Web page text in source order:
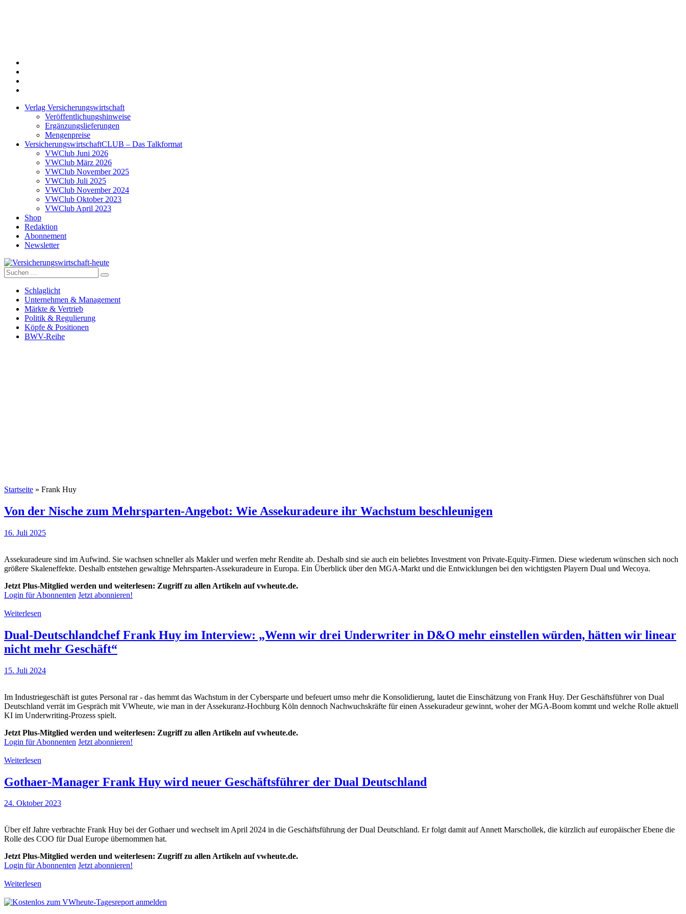
Verlag Versicherungswirtschaft
Veröffentlichungshinweise
Ergänzungslieferungen
Mengenpreise
VersicherungswirtschaftCLUB – Das Talkformat
VWClub Juni 2026
VWClub März 2026
VWClub November 2025
VWClub Juli 2025
VWClub November 2024
VWClub Oktober 2023
VWClub April 2023
Shop
Redaktion
Abonnement
Newsletter
Versicherungswirtschaft-heute
Suche
nach:
Schlaglicht
Unternehmen & Management
Märkte & Vertrieb
Politik & Regulierung
Köpfe & Positionen
BWV-Reihe
Startseite » Frank Huy
Von der Nische zum Mehrsparten-Angebot: Wie Assekuradeure ihr Wachstum beschleunigen
16. Juli 2025
Assekuradeure sind im Aufwind. Sie wachsen schneller als Makler und werfen mehr Rendite ab. Deshalb sind sie auch ein beliebtes Investment von Private-Equity-Firmen. Diese wiederum wünschen sich noch
größere Skaleneffekte. Deshalb entstehen gewaltige Mehrsparten-Assekuradeure in Europa. Ein Überblick über den MGA-Markt und die Entwicklungen bei den wichtigsten Playern Dual und Wecoya.
Jetzt Plus-Mitglied werden und weiterlesen: Zugriff zu allen Artikeln auf vwheute.de.
Login für Abonnenten Jetzt abonnieren!
Weiterlesen
Dual-Deutschlandchef Frank Huy im Interview: „Wenn wir drei Underwriter in D&O mehr einstellen würden, hätten wir linear
nicht mehr Geschäft“
15. Juli 2024
Im Industriegeschäft ist gutes Personal rar - das hemmt das Wachstum in der Cybersparte und befeuert umso mehr die Konsolidierung, lautet die Einschätzung von Frank Huy. Der Geschäftsführer von Dual
Deutschland verrät im Gespräch mit VWheute, wie man in der Assekuranz-Hochburg Köln dennoch Nachwuchskräfte für einen Assekuradeur gewinnt, woher der MGA-Boom kommt und welche Rolle aktuell
KI im Underwriting-Prozess spielt.
Jetzt Plus-Mitglied werden und weiterlesen: Zugriff zu allen Artikeln auf vwheute.de.
Login für Abonnenten Jetzt abonnieren!
Weiterlesen
Gothaer-Manager Frank Huy wird neuer Geschäftsführer der Dual Deutschland
24. Oktober 2023
Über elf Jahre verbrachte Frank Huy bei der Gothaer und wechselt im April 2024 in die Geschäftsführung der Dual Deutschland. Er folgt damit auf Annett Marschollek, die kürzlich auf europäischer Ebene die
Rolle des COO für Dual Europe übernommen hat.
Jetzt Plus-Mitglied werden und weiterlesen: Zugriff zu allen Artikeln auf vwheute.de.
Login für Abonnenten Jetzt abonnieren!
Weiterlesen